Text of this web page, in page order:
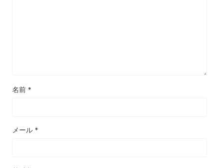
名前 *
メール *